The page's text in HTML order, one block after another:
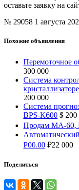
оставьте заявку на
№ 29058 1 августа
Похожие объявления
Перемоточное
300 000
Система
200 000
Система
BPS-K600 $ 200
Продам МА-
Р00.00 ₽22 000
Поделиться